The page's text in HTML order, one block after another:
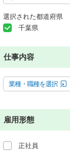
選択された都道府県
千葉県
仕事内容
業種・職種を選択
雇用形態
正社員